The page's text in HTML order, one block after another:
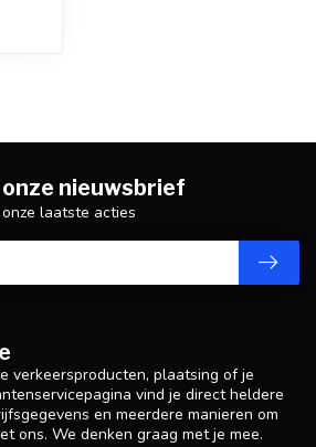
verkeersproducten, plaatsing of je
vind je direct heldere
en meerdere manieren om
ons. We denken graag met je mee.
nieuwsbrief
laatste acties